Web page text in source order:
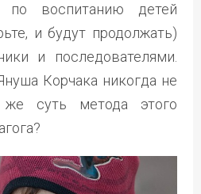
воспитанию детей
и будут продолжать)
и последователями.
Корчака никогда не
суть метода этого